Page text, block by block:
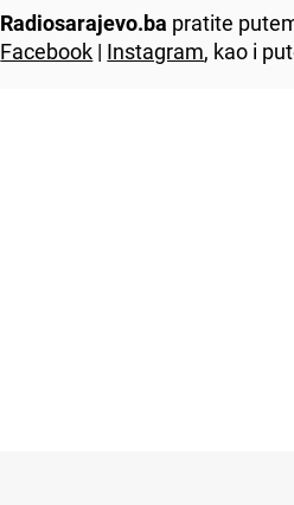
Radiosarajevo.ba pratite
Facebook | Instagram, kao i